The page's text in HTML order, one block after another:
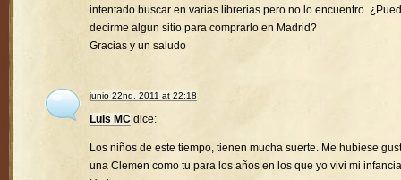
intentado buscar en varias librerias pero no lo encuentro.
decirme algun sitio para comprarlo en Madrid?
Gracias y un saludo
junio 22nd, 2011 at 22:18
Luis MC dice:
Los niños de este tiempo, tienen mucha suerte. Me hubiese
una Clemen como tu para los años en los que yo vivi mi